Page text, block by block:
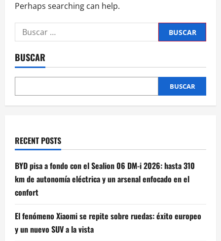
Perhaps searching can help.
Buscar:
BUSCAR
BUSCAR
RECENT POSTS
BYD pisa a fondo con el Sealion 06 DM-i 2026: hasta 310
km de autonomía eléctrica y un arsenal enfocado en el
confort
El fenómeno Xiaomi se repite sobre ruedas: éxito europeo
y un nuevo SUV a la vista